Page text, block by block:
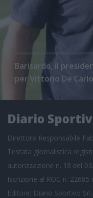
Barisardo, il
per Vittorio De
Diario
Direttore Responsabile
Testata giornalistica
autorizzazione n. 18 del
Iscrizione al ROC n.
Editore: Diario Sportivo